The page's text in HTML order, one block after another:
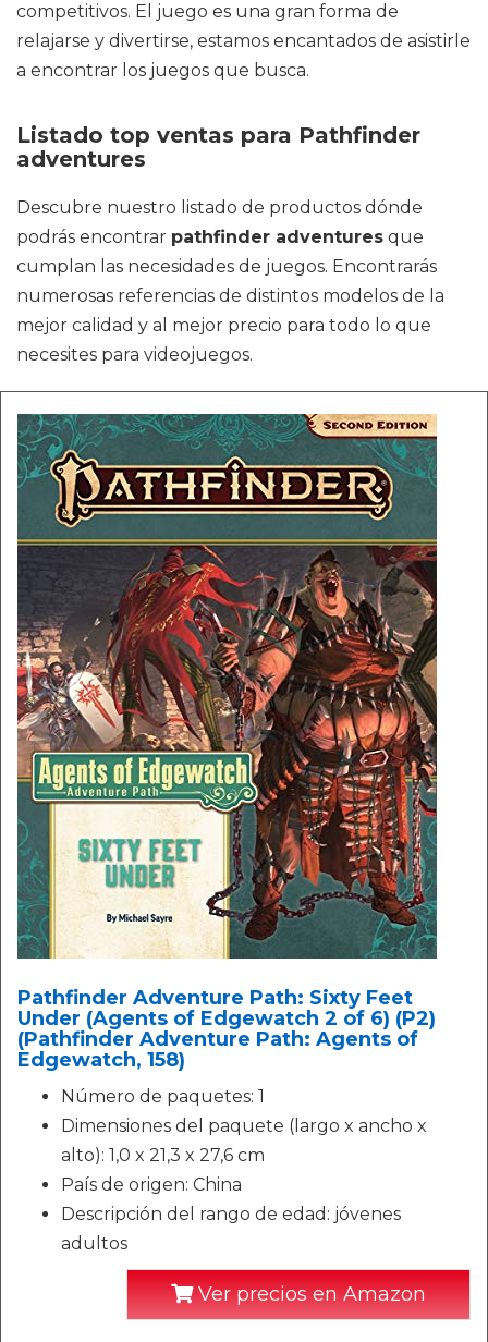
competitivos. El juego es una gran forma de
relajarse y divertirse, estamos encantados de asistirle
a encontrar los juegos que busca.
Listado top ventas para Pathfinder
adventures
Descubre nuestro listado de productos dónde
podrás encontrar pathfinder adventures que
cumplan las necesidades de juegos. Encontrarás
numerosas referencias de distintos modelos de la
mejor calidad y al mejor precio para todo lo que
necesites para videojuegos.
Pathfinder Adventure Path: Sixty Feet
Under (Agents of Edgewatch 2 of 6) (P2)
(Pathfinder Adventure Path: Agents of
Edgewatch, 158)
Número de paquetes: 1
Dimensiones del paquete (largo x ancho x
alto): 1,0 x 21,3 x 27,6 cm
País de origen: China
Descripción del rango de edad: jóvenes
adultos
Ver precios en Amazon